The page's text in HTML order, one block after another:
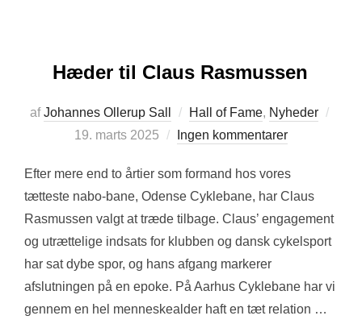
Hæder til Claus Rasmussen
afJohannes Ollerup Sall Hall of Fame, Nyheder
19. marts 2025 Ingen kommentarer
Efter mere end to årtier som formand hos vores
tætteste nabo-bane, Odense Cyklebane, har Claus
Rasmussen valgt at træde tilbage. Claus’ engagement
og utrættelige indsats for klubben og dansk cykelsport
har sat dybe spor, og hans afgang markerer
afslutningen på en epoke. På Aarhus Cyklebane har vi
gennem en hel menneskealder haft en tæt relation …